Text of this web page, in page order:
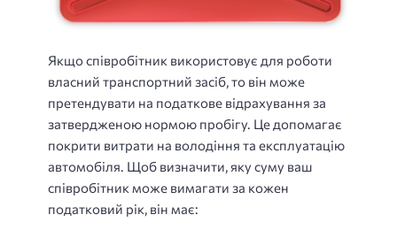
Якщо співробітник використовує для роботи
власний транспортний засіб, то він може
претендувати на податкове відрахування за
затвердженою нормою пробігу. Це допомагає
покрити витрати на володіння та експлуатацію
автомобіля. Щоб визначити, яку суму ваш
співробітник може вимагати за кожен
податковий рік, він має: